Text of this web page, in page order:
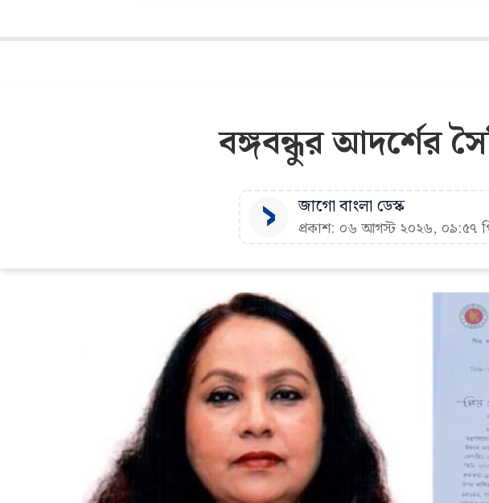
বঙ্গবন্ধুর আদর্শের
জাগো বাংলা ডেস্ক
প্রকাশ: ০৬ আগস্ট ২০২৬, ০৯:৫৭